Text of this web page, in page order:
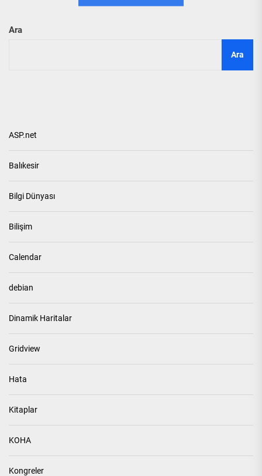
Ara
Ara
ASP.net
Balıkesir
Bilgi Dünyası
Bilişim
Calendar
debian
Dinamik Haritalar
Gridview
Hata
Kitaplar
KOHA
Kongreler